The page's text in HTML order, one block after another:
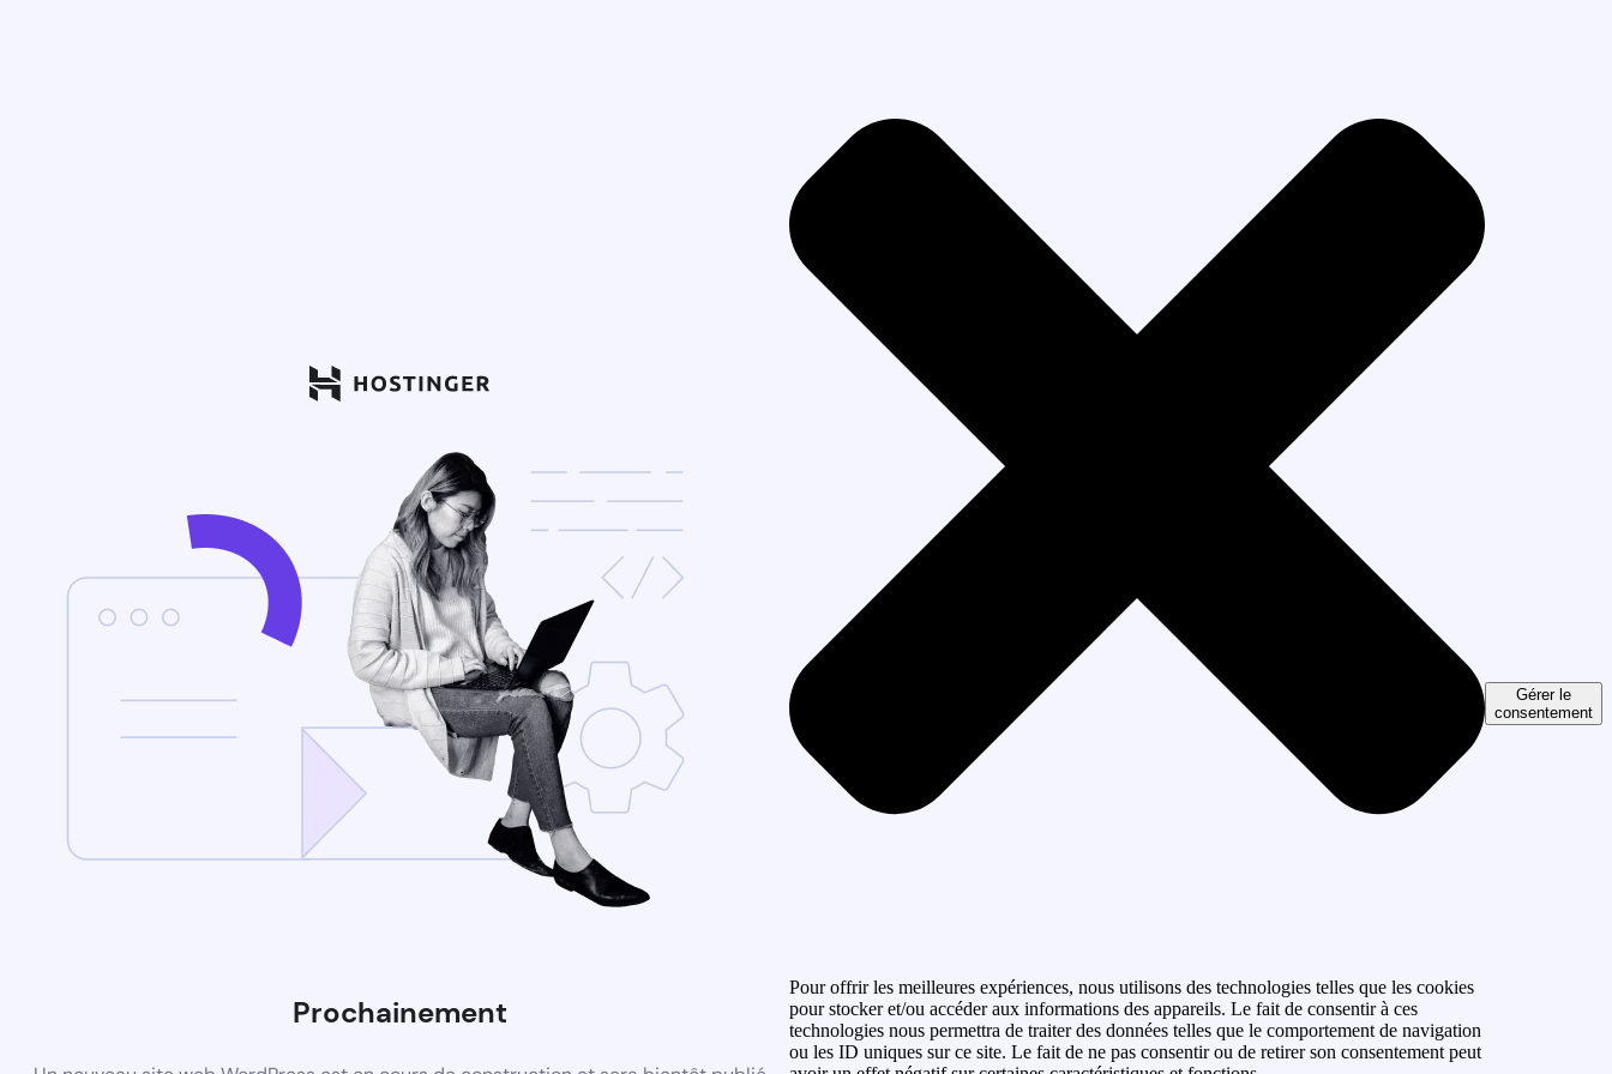
Prochainement
Pour offrir les meilleures expériences, nous utilisons des technologies telles que les cookies
pour stocker et/ou accéder aux informations des appareils. Le fait de consentir à ces
technologies nous permettra de traiter des données telles que le comportement de navigation
ou les ID uniques sur ce site. Le fait de ne pas consentir ou de retirer son consentement peut
Gérer le
consentement